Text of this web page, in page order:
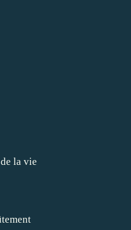
la vie